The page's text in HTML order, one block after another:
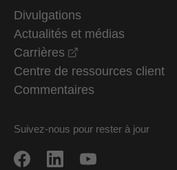
Divulgations
Actualités et médias
Carrières
Centre de ressources client
Commentaires
Suivez-nous pour rester à jour